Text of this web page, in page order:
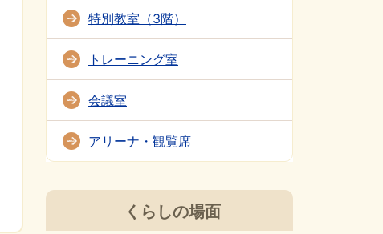
特別教室（3階）
トレーニング室
会議室
アリーナ・観覧席
くらしの場面